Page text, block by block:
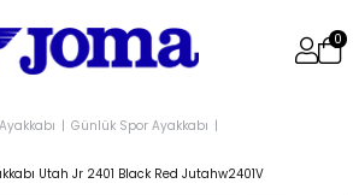
0
Günlük Spor Ayakkabı
Utah Jr 2401 Black Red Jutahw2401V